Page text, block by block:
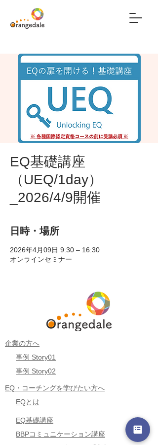
EQ基礎講座
（UEQ/1day）
_2026/4/9開催
日時・場所
2026年4月09日 9:30 – 16:30
オンラインセミナー
企業の方へ
事例 Story01
事例 Story02
EQ・コーチングを学びたい方へ
EQとは
EQ基礎講座
BBPコミュニケーション講座